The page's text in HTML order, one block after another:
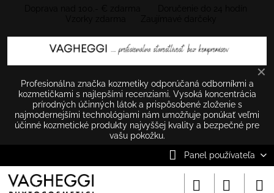
✕
Profesionálna značka kozmetiky odporúčaná odborníkmi a
kozmetičkami s najlepšími recenziami. Vysoká koncentrácia
prírodných účinných látok a prispôsobené zloženie s
najmodernejšími technológiami nám umožňuje ponúkať veľmi
účinné kozmetické produkty najvyššej kvality a bezpečné pre
vašu pokožku.
Panel používateľa